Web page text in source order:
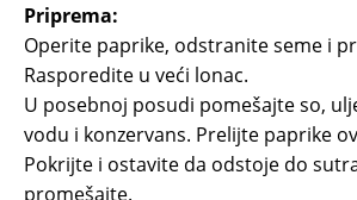
Priprema:
Operite paprike, odstranite seme i
Rasporedite u veći lonac.
U posebnoj posudi pomešajte so,
vodu i konzervans. Prelijte paprike
Pokrijte i ostavite da odstoje do
promešajte.